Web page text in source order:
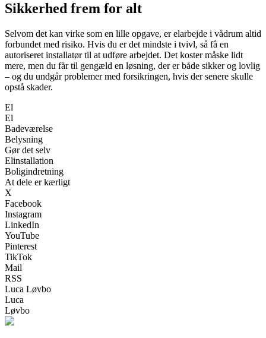
Sikkerhed frem for alt
Selvom det kan virke som en lille opgave, er elarbejde i vådrum altid
forbundet med risiko. Hvis du er det mindste i tvivl, så få en
autoriseret installatør til at udføre arbejdet. Det koster måske lidt
mere, men du får til gengæld en løsning, der er både sikker og lovlig
– og du undgår problemer med forsikringen, hvis der senere skulle
opstå skader.
El
El
Badeværelse
Belysning
Gør det selv
Elinstallation
Boligindretning
At dele er kærligt
X
Facebook
Instagram
LinkedIn
YouTube
Pinterest
TikTok
Mail
RSS
Luca Løvbo
Luca
Løvbo